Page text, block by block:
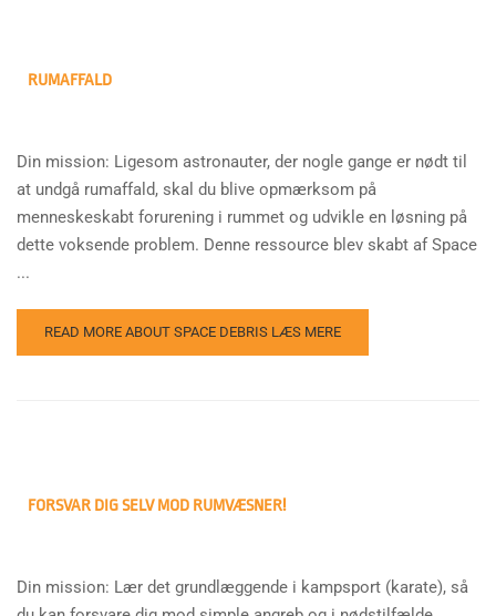
RUMAFFALD
Din mission: Ligesom astronauter, der nogle gange er nødt til
at undgå rumaffald, skal du blive opmærksom på
menneskeskabt forurening i rummet og udvikle en løsning på
dette voksende problem. Denne ressource blev skabt af Space
...
READ MORE ABOUT SPACE DEBRIS LÆS MERE
FORSVAR DIG SELV MOD RUMVÆSNER!
Din mission: Lær det grundlæggende i kampsport (karate), så